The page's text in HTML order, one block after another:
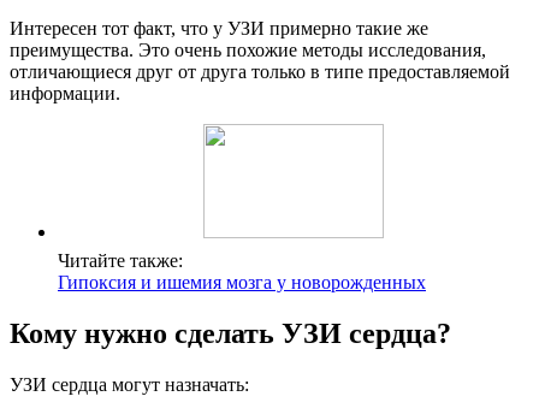
Интересен тот факт, что у УЗИ примерно такие же
преимущества. Это очень похожие методы исследования,
отличающиеся друг от друга только в типе предоставляемой
информации.
Читайте также:
Гипоксия и ишемия мозга у новорожденных
Кому нужно сделать УЗИ сердца?
УЗИ сердца могут назначать: